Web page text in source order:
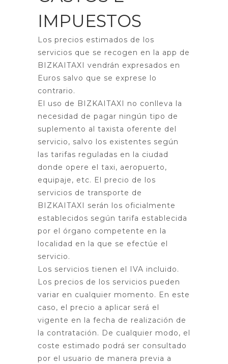
IMPUESTOS
Los precios estimados de los
servicios que se recogen en la app de
BIZKAITAXI vendrán expresados en
Euros salvo que se exprese lo
contrario.
El uso de BIZKAITAXI no conlleva la
necesidad de pagar ningún tipo de
suplemento al taxista oferente del
servicio, salvo los existentes según
las tarifas reguladas en la ciudad
donde opere el taxi, aeropuerto,
equipaje, etc. El precio de los
servicios de transporte de
BIZKAITAXI serán los oficialmente
establecidos según tarifa establecida
por el órgano competente en la
localidad en la que se efectúe el
servicio.
Los servicios tienen el IVA incluido.
Los precios de los servicios pueden
variar en cualquier momento. En este
caso, el precio a aplicar será el
vigente en la fecha de realización de
la contratación. De cualquier modo, el
coste estimado podrá ser consultado
por el usuario de manera previa a